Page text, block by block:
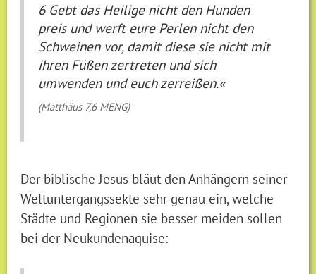
6 Gebt das Heilige nicht den Hunden
preis und werft eure Perlen nicht den
Schweinen vor, damit diese sie nicht mit
ihren Füßen zertreten und sich
umwenden und euch zerreißen.«
(Matthäus 7,6 MENG)
Der biblische Jesus bläut den Anhängern seiner
Weltuntergangssekte sehr genau ein, welche
Städte und Regionen sie besser meiden sollen
bei der Neukundenaquise: